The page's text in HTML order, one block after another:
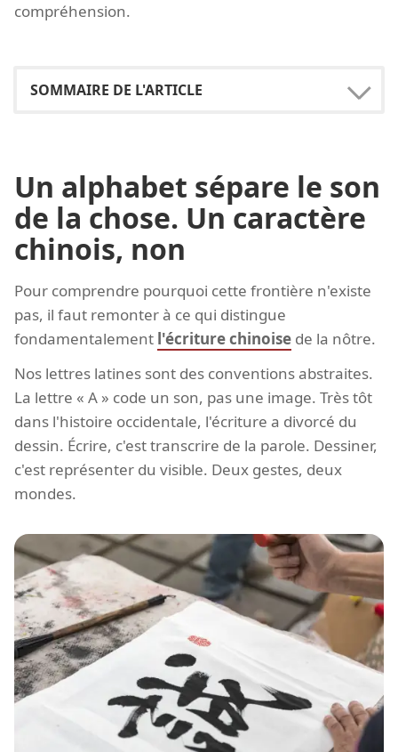
compréhension.
Un alphabet sépare le son
de la chose. Un caractère
chinois, non
Pour comprendre pourquoi cette frontière n'existe
pas, il faut remonter à ce qui distingue
fondamentalement l'écriture chinoise de la nôtre.
Nos lettres latines sont des conventions abstraites.
La lettre « A » code un son, pas une image. Très tôt
dans l'histoire occidentale, l'écriture a divorcé du
dessin. Écrire, c'est transcrire de la parole. Dessiner,
c'est représenter du visible. Deux gestes, deux
mondes.